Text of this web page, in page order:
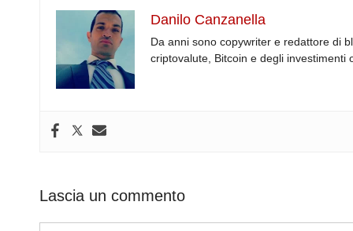
c
e
b
o
k
k
e
dI
n
d
di
t
e
a
d
at
s
A
e
gr
a
Danilo Canzanella
Da anni sono copywriter e redattore di
criptovalute, Bitcoin e degli investimenti
Lascia un commento